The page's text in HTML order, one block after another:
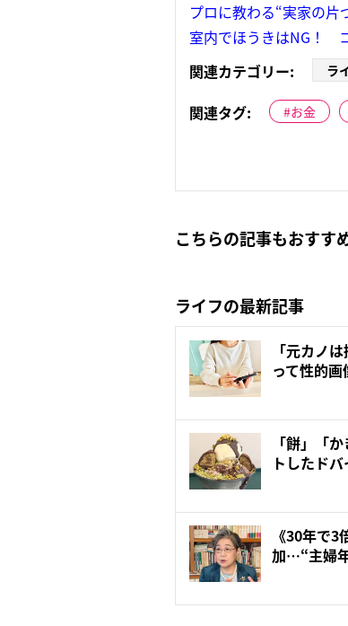
プロに教わる“実家の片
室内でほうきはNG！
関連カテゴリー:
ラ
関連タグ: お金
こちらの記事もおすす
ライフの最新記事
「元カノ
って性的
「餅」「
トしたド
《30年で
加…“主婦